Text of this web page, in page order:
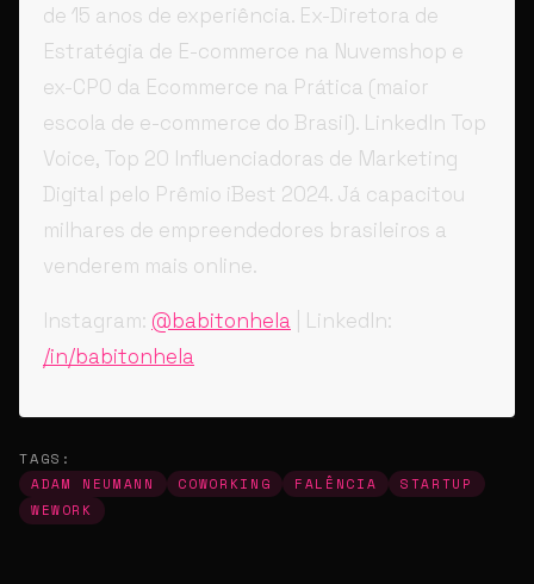
de 15 anos de experiência. Ex-Diretora de
Estratégia de E-commerce na Nuvemshop e
ex-CPO da Ecommerce na Prática (maior
escola de e-commerce do Brasil). LinkedIn Top
Voice, Top 20 Influenciadoras de Marketing
Digital pelo Prêmio iBest 2024. Já capacitou
milhares de empreendedores brasileiros a
venderem mais online.
Instagram: @babitonhela | LinkedIn:
/in/babitonhela
TAGS:
ADAM NEUMANN COWORKING FALÊNCIA
STARTUP
WEWORK